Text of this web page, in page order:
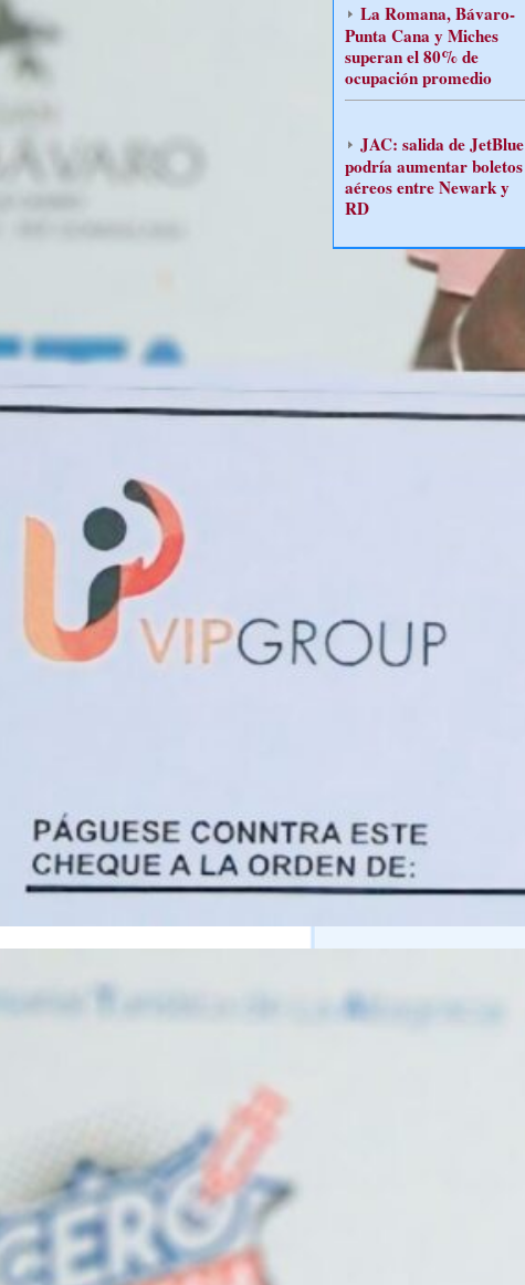
La Romana, Bávaro-
Punta Cana y Miches
superan el 80% de
ocupación promedio
JAC: salida de JetBlue
podría aumentar boletos
aéreos entre Newark y
RD